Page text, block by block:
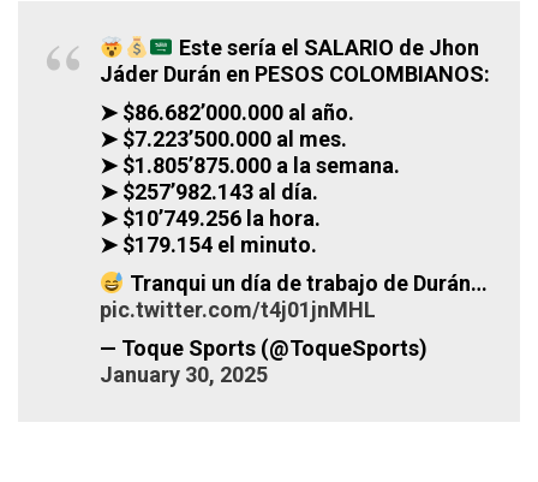
Este sería el SALARIO de Jhon
Jáder Durán en PESOS COLOMBIANOS:
➤ $86.682’000.000 al año.
➤ $7.223’500.000 al mes.
➤ $1.805’875.000 a la semana.
➤ $257’982.143 al día.
➤ $10’749.256 la hora.
➤ $179.154 el minuto.
Tranqui un día de trabajo de Durán…
pic.twitter.com/t4j01jnMHL
— Toque Sports (@ToqueSports)
January 30, 2025